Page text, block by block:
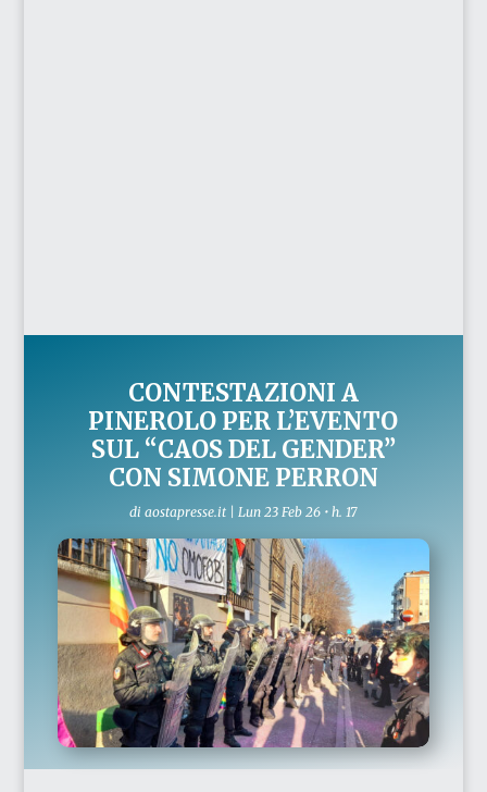
CONTESTAZIONI A
PINEROLO PER L’EVENTO
SUL “CAOS DEL GENDER”
CON SIMONE PERRON
diaostapresse.it | Lun 23 Feb 26 • h. 17